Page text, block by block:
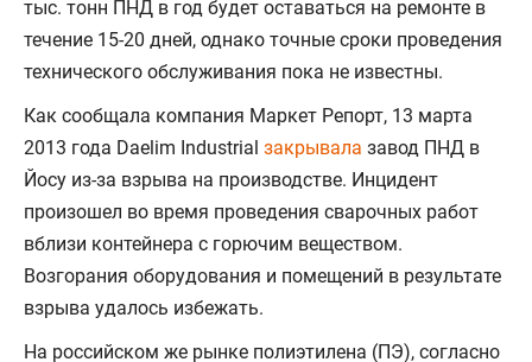
тыс. тонн ПНД в год будет оставаться на ремонте в
течение 15-20 дней, однако точные сроки проведения
технического обслуживания пока не известны.
Как сообщала компания Маркет Репорт, 13 марта
2013 года Daelim Industrial закрывала завод ПНД в
Йосу из-за взрыва на производстве. Инцидент
произошел во время проведения сварочных работ
вблизи контейнера с горючим веществом.
Возгорания оборудования и помещений в результате
взрыва удалось избежать.
На российском же рынке полиэтилена (ПЭ), согласно